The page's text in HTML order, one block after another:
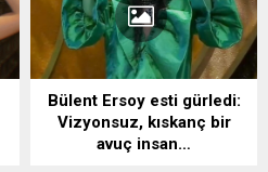
Bülent Ersoy esti gürledi:
Vizyonsuz, kıskanç bir
avuç insan…